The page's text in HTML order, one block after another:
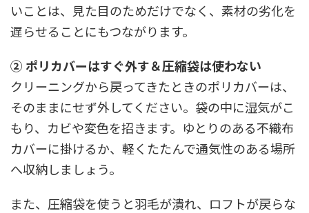
いことは、見た目のためだけでなく、素材の劣化を
遅らせることにもつながります。
② ポリカバーはすぐ外す＆圧縮袋は使わない
クリーニングから戻ってきたときのポリカバーは、
そのままにせず外してください。袋の中に湿気がこ
もり、カビや変色を招きます。ゆとりのある不織布
カバーに掛けるか、軽くたたんで通気性のある場所
へ収納しましょう。
また、圧縮袋を使うと羽毛が潰れ、ロフトが戻らな